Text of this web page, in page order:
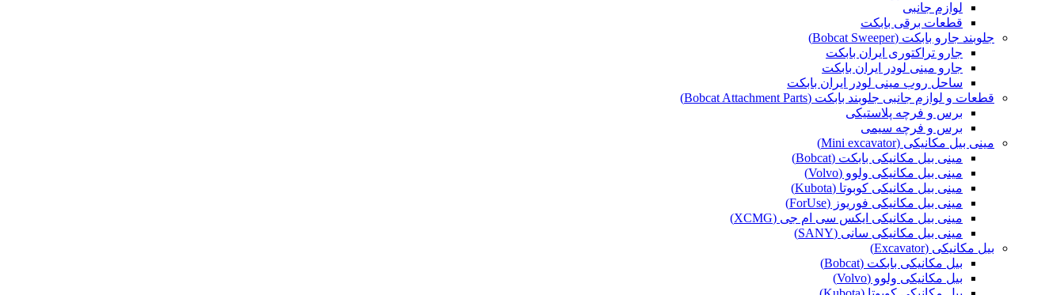
لوازم جانبی
قطعات برقی بابکت
جلوبند جارو بابکت (Bobcat Sweeper)
جارو تراکتوری ایران بابکت
جارو مینی لودر ایران بابکت
ساحل روب مینی لودر ایران بابکت
قطعات و لوازم جانبی جلوبند بابکت (Bobcat Attachment Parts)
برس و فرچه پلاستیکی
برس و فرچه سیمی
مینی بیل مکانیکی (Mini excavator)
مینی بیل مکانیکی بابکت (Bobcat)
مینی بیل مکانیکی ولوو (Volvo)
مینی بیل مکانیکی کوبوتا (Kubota)
مینی بیل مکانیکی فوریوز (ForUse)
مینی بیل مکانیکی ایکس سی ام جی (XCMG)
مینی بیل مکانیکی سانی (SANY)
بیل مکانیکی (Excavator)
بیل مکانیکی بابکت (Bobcat)
بیل مکانیکی ولوو (Volvo)